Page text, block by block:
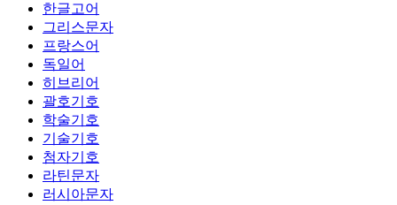
한글고어
그리스문자
프랑스어
독일어
히브리어
괄호기호
학술기호
기술기호
첨자기호
라틴문자
러시아문자